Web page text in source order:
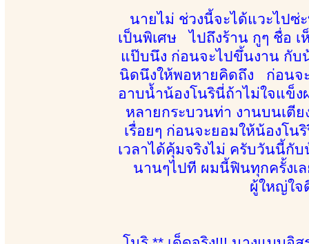
นายไม่ ช่วงนี้จะได้แวะไปซ่
เป็นพิเศษ ไปถึงร้าน กูๆ ชื่อ เ
แป๊บนึง ก่อนจะไปขึ้นงาน กับ
นิดนึงให้พอหายคิดถึง ก่อนจ
อาบน้ำน้องโนรินี่ถ้าไม่ใจแข็ง
หลายกระบวนท่า งานบนเตี
เรื่อยๆ ก่อนจะยอมให้น้องโ
เวลาได้คุ้มจริงไม่ ครับวันนี้กั
นานๆไปที ผมนี้ฟินทุกครั้ง
ผู้ใหญ่ใจ